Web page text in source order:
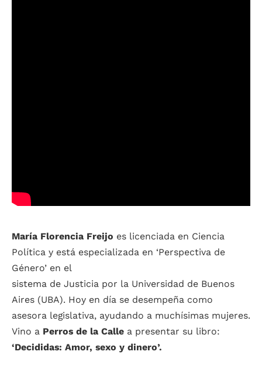
María Florencia Freijo es licenciada en Ciencia
Política y está especializada en ‘Perspectiva de
Género’ en el
sistema de Justicia por la Universidad de Buenos
Aires (UBA). Hoy en día se desempeña como
asesora legislativa, ayudando a muchísimas mujeres.
Vino a Perros de la Calle a presentar su libro:
‘Decididas: Amor, sexo y dinero’.